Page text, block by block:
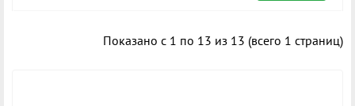
Показано с 1 по 13 из 13 (всего 1 страниц)